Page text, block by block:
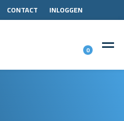
CONTACT INLOGGEN
0